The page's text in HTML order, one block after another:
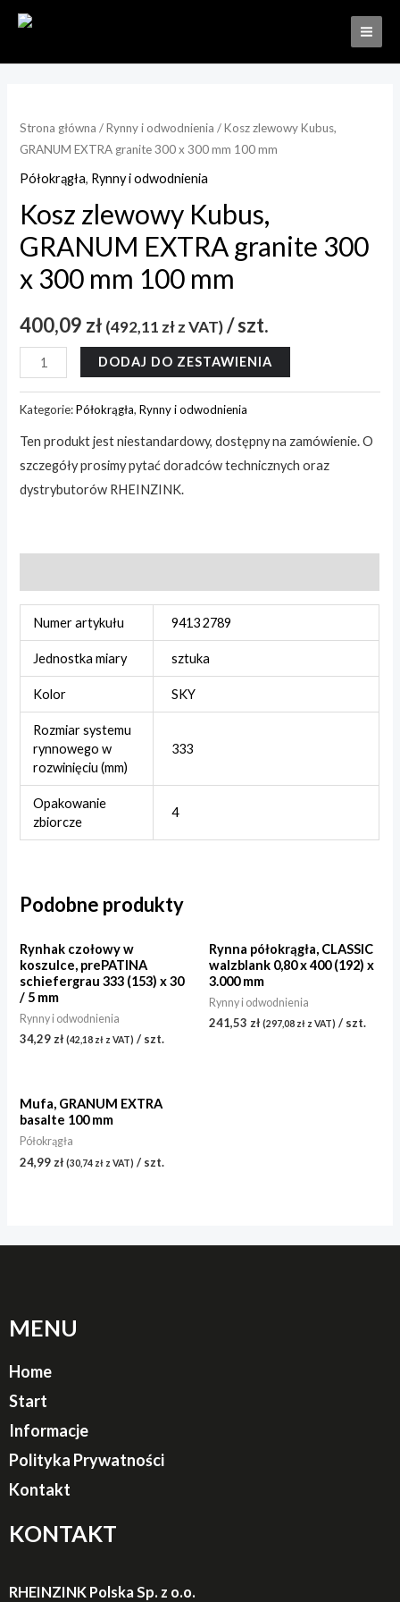
Strona główna /Rynny i odwodnienia / Kosz zlewowy Kubus,
GRANUM EXTRA granite 300 x 300 mm 100 mm
Półokrągła, Rynny i odwodnienia
Kosz zlewowy Kubus,
GRANUM EXTRA granite 300
x 300 mm 100 mm
400,09 zł (492,11 złz VAT)/ szt.
DODAJ DO ZESTAWIENIA
Kategorie:Półokrągła,Rynny i odwodnienia
Ten produkt jest niestandardowy, dostępny na zamówienie. O
szczegóły prosimy pytać doradców technicznych oraz
dystrybutorów RHEINZINK.
Numer artykułu 9413 2789
Jednostka miary sztuka
Kolor SKY
Rozmiar systemu
rynnowego w
rozwinięciu (mm)
333
Opakowanie
zbiorcze
4
Podobne produkty
Rynhak czołowy w
koszulce, prePATINA
schiefergrau 333 (153) x 30
/ 5 mm
Rynny i odwodnienia
34,29zł (42,18 zł z VAT) / szt.
Rynna półokrągła, CLASSIC
walzblank 0,80 x 400 (192) x
3.000 mm
Rynny i odwodnienia
241,53 zł (297,08 zł z VAT) / szt.
Mufa, GRANUM EXTRA
basalte 100 mm
Półokrągła
24,99 zł (30,74 zł z VAT) / szt.
MENU
Home
Start
Informacje
Polityka Prywatności
Kontakt
KONTAKT
RHEINZINK Polska Sp. z o.o.